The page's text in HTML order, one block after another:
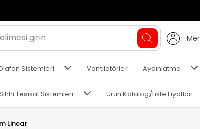
Sistemleri Vantilatörler Aydınlatma
Tesisat Sistemleri Ürün Katalog/Liste Fiyatları
Linear